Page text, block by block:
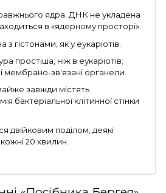
ядра. ДНК не укладена
в «ядерному просторі».
гістонами, як у еукаріотів.
простіша, ніж в еукаріотів;
мембрано-зв'язані органели.
завжди містять
бактеріальної клітинної стінки
двійковим поділом, деякі
20 хвилин.